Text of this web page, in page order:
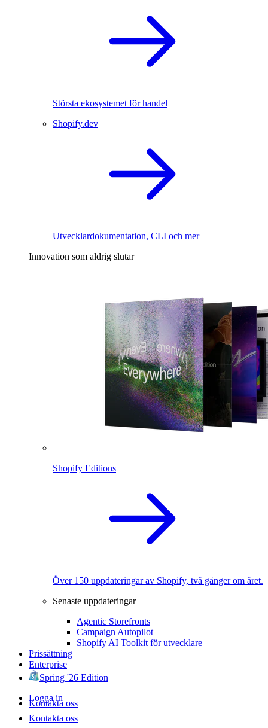
Största ekosystemet för handel
Shopify.dev
Utvecklardokumentation, CLI och mer
Innovation som aldrig slutar
Shopify Editions
Över 150 uppdateringar av Shopify, två gånger om året.
Senaste uppdateringar
Agentic Storefronts
Campaign Autopilot
Shopify AI Toolkit för utvecklare
Prissättning
Enterprise
Spring '26 Edition
Logga in
Kontakta oss
Kontakta oss